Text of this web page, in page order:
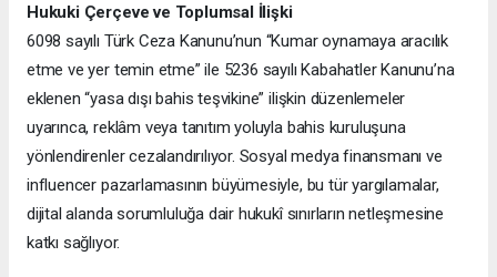
Hukuki Çerçeve ve Toplumsal İlişki
6098 sayılı Türk Ceza Kanunu’nun “Kumar oynamaya aracılık
etme ve yer temin etme” ile 5236 sayılı Kabahatler Kanunu’na
eklenen “yasa dışı bahis teşvikine” ilişkin düzenlemeler
uyarınca, reklâm veya tanıtım yoluyla bahis kuruluşuna
yönlendirenler cezalandırılıyor. Sosyal medya finansmanı ve
influencer pazarlamasının büyümesiyle, bu tür yargılamalar,
dijital alanda sorumluluğa dair hukukî sınırların netleşmesine
katkı sağlıyor.